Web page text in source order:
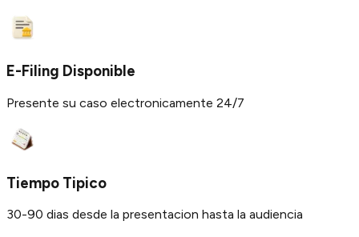
E-Filing Disponible
Presente su caso electronicamente 24/7
Tiempo Tipico
30-90 dias desde la presentacion hasta la audiencia